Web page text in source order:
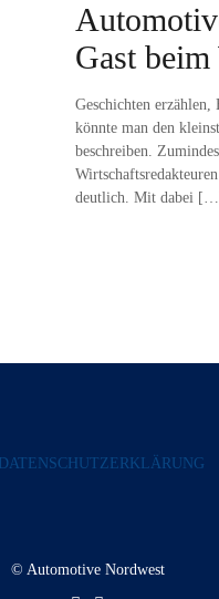
Gast
Geschichten
könnte man den
beschreiben.
deutlich. Mit dabei
DATENSCHUTZERKLÄRUNG
© Automotive Nordwest